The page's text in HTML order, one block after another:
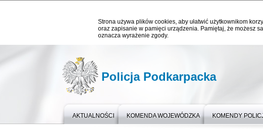
Strona używa plików cookies, aby ułatwić użytkownikom
oraz zapisanie w pamięci urządzenia. Pamiętaj, że możesz
oznacza wyrażenie zgody.
Policja Podkarpacka
AKTUALNOŚCI KOMENDA WOJEWÓDZKA KOMENDY